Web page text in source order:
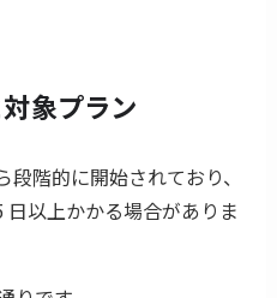
象プラン
階的に開始されており、
以上かかる場合がありま